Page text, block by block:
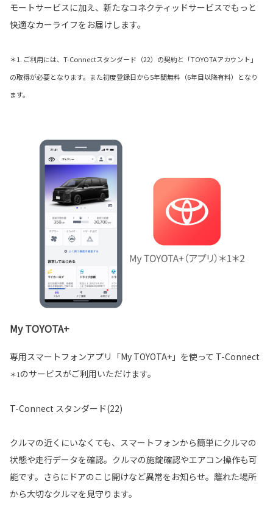
モートサービスに加え、新たなコネクティッドサービスでもっと
快適なカーライフをお届けします。
＊1. ご利用には、T-Connectスタンダード（22）の契約と「TOYOTAアカウント」
の取得が必要となります。また初度登録日から5年間無料（6年目以降有料）となり
ます。
My TOYOTA+
専用スマートフォンアプリ「My TOYOTA+」を使って T-Connect
＊1のサービスがご利用いただけます。
T-Connect スタンダード(22)
クルマの近くにいなくても、スマートフォンから簡単にクルマの
状態や走行データを確認。クルマの施錠確認やエアコン操作も可
能です。さらにドアのこじ開けなど異常をお知らせ。離れた場所
から大切なクルマを見守ります。